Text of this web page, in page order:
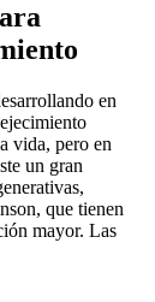
en
vida, pero en
un gran
que tienen
mayor. Las